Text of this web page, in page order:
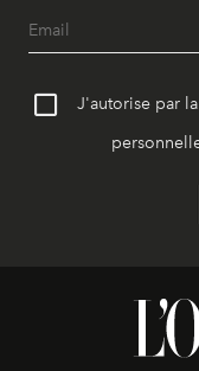
J'autorise par